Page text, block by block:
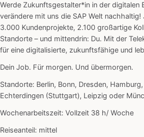
Werde Zukunftsgestalter*in in der digitalen
verändere mit uns die SAP Welt
3.000 Kundenprojekte, 2.100 großartige
Standorte – und mittendrin: Du. Mit der
für eine digitalisierte, zukunftsfähige und
Dein Job. Für morgen. Und übermorgen.
Standorte: Berlin, Bonn, Dresden,
Echterdingen (Stuttgart), Leipzig oder
Wochenarbeitszeit: Vollzeit 38 h/ Woche
Reiseanteil: mittel